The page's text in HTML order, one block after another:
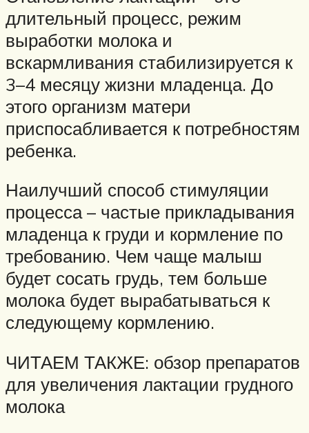
длительный процесс, режим
выработки молока и
вскармливания стабилизируется к
3–4 месяцу жизни младенца. До
этого организм матери
приспосабливается к потребностям
ребенка.
Наилучший способ стимуляции
процесса – частые прикладывания
младенца к груди и кормление по
требованию. Чем чаще малыш
будет сосать грудь, тем больше
молока будет вырабатываться к
следующему кормлению.
ЧИТАЕМ ТАКЖЕ: обзор препаратов
для увеличения лактации грудного
молока